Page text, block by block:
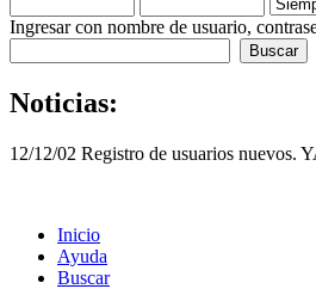
Ingresar con nombre de usuario,
Noticias:
12/12/02 Registro de usuarios
Inicio
Ayuda
Buscar